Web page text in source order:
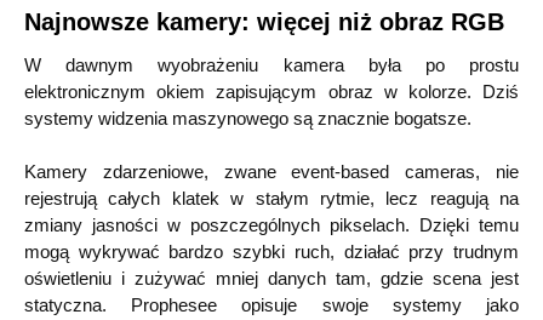
Najnowsze kamery: więcej niż obraz RGB
W dawnym wyobrażeniu kamera była po prostu
elektronicznym okiem zapisującym obraz w kolorze. Dziś
systemy widzenia maszynowego są znacznie bogatsze.
Kamery zdarzeniowe, zwane event-based cameras, nie
rejestrują całych klatek w stałym rytmie, lecz reagują na
zmiany jasności w poszczególnych pikselach. Dzięki temu
mogą wykrywać bardzo szybki ruch, działać przy trudnym
oświetleniu i zużywać mniej danych tam, gdzie scena jest
statyczna. Prophesee opisuje swoje systemy jako